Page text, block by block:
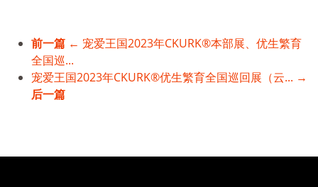
前一篇 ← 宠爱王国2023年CKURK®本部展、优生繁育
全国巡...
宠爱王国2023年CKURK®优生繁育全国巡回展（云... →
后一篇